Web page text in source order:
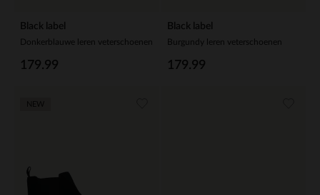
Black label
Donkerblauwe leren veterschoenen
179.99
Black label
Burgundy leren veterschoenen
179.99